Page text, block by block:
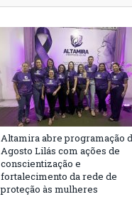
Altamira abre programação
Agosto Lilás com ações de
conscientização e
fortalecimento da rede de
proteção às mulheres